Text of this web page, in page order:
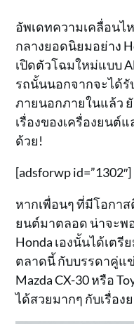
อัพเดทความเคลื่อนไ
กลางยอดนิยมอย่าง
เปิดตัวโฉมใหม่แบบ
รถนั้นนอกจากจะได้
ภายนอกภายในแล้ว
เรื่องของเครื่องยนต์
ด้วย!
[adsforwp id=”1302″]
หากเพื่อนๆ ที่มีโอกา
ยนต์มาตลอด น่าจะพ
Honda เองนั้นได้เต
ตลาดนี้ กับบรรดาคู่แ
Mazda CX-30 หรือ
ได้สวยมากๆ กับเรื่อ